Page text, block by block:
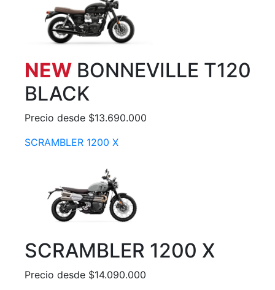
NEW BONNEVILLE T120
BLACK
Precio desde $13.690.000
SCRAMBLER 1200 X
SCRAMBLER 1200 X
Precio desde $14.090.000